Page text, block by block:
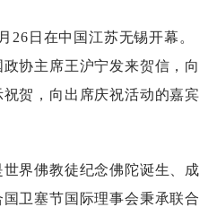
日在中国江苏无锡开幕。
协主席王沪宁发来贺信，向
贺，向出席庆祝活动的嘉宾
界佛教徒纪念佛陀诞生、成
卫塞节国际理事会秉承联合